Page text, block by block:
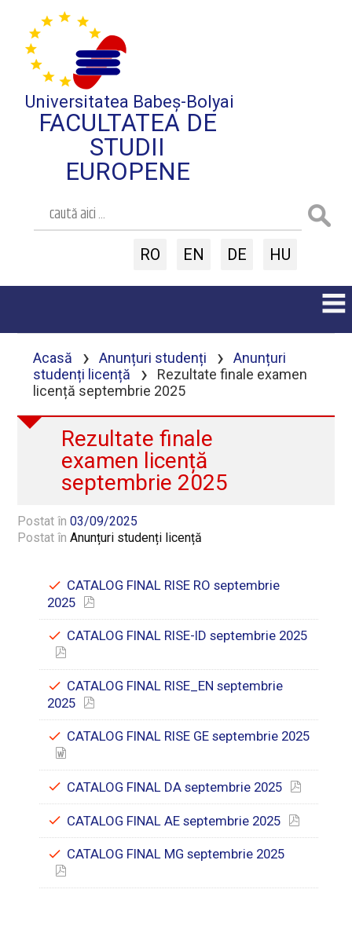
Universitatea Babeș-Bolyai
FACULTATEA DE
STUDII
EUROPENE
RO EN DE HU
Acasă › Anunțuri studenți ›
Anunțuri
studenți licență
›
Rezultate finale examen
licență septembrie 2025
Rezultate finale
examen licență
septembrie 2025
Postat în03/09/2025
Postat înAnunțuri studenți licență
CATALOG FINAL RISE RO septembrie
2025
CATALOG FINAL RISE-ID septembrie 2025
CATALOG FINAL RISE_EN septembrie
2025
CATALOG FINAL RISE GE septembrie 2025
CATALOG FINAL DA septembrie 2025
CATALOG FINAL AE septembrie 2025
CATALOG FINAL MG septembrie 2025